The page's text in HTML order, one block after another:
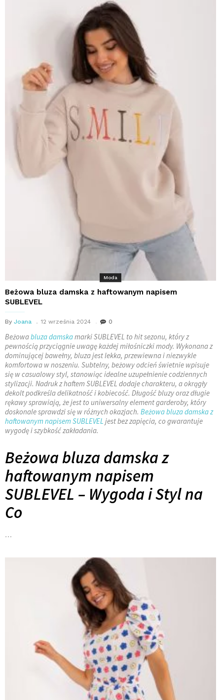
Moda
Beżowa bluza damska z haftowanym napisem
SUBLEVEL
By Joana 12 września 2024 0
Beżowabluza damskamarki SUBLEVEL to hit sezonu, który z
pewnością przyciągnie uwagę każdej miłośniczki mody. Wykonana z
dominującej bawełny, bluza jest lekka, przewiewna i niezwykle
komfortowa w noszeniu. Subtelny, beżowy odcień świetnie wpisuje
się w casualowy styl, stanowiąc idealne uzupełnienie codziennych
stylizacji. Nadruk z haftem SUBLEVEL dodaje charakteru, a okrągły
dekolt podkreśla delikatność i kobiecość. Długość bluzy oraz długie
rękawy sprawiają, że jest to uniwersalny element garderoby, który
doskonale sprawdzi się w różnych okazjach. Beżowa bluza damska z
haftowanym napisem SUBLEVEL jest bez zapięcia, co gwarantuje
wygodę i szybkość zakładania.
Beżowa bluza damska z
haftowanym napisem
SUBLEVEL – Wygoda i Styl na
Co
…